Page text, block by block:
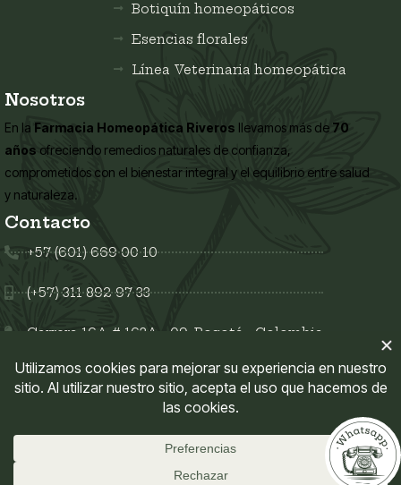
Botiquín homeopáticos
Esencias florales
Línea Veterinaria homeopática
Nosotros
En la Farmacia Homeopática Riveros llevamos más de 70
años ofreciendo remedios naturales de confianza,
comprometidos con el bienestar integral y el equilibrio entre salud
y naturaleza.
Contacto
+57 (601) 669 00 10
(+57) 311 892 97 33
Carrera 16A # 163A - 09, Bogotá - Colombia
Síguenos en:
Mi Cuenta Políticas del sitio